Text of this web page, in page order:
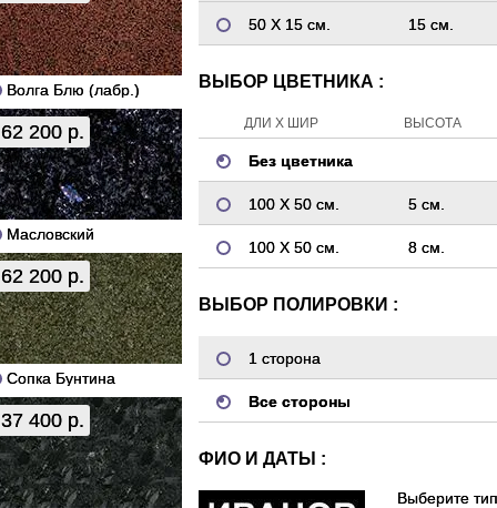
Волга Блю (лабр.)
62 200 р.
Масловский
62 200 р.
Сопка Бунтина
37 400 р.
50 Х 15 см. 15 см.
ВЫБОР ЦВЕТНИКА :
ДЛИ Х ШИР ВЫСОТА
Без цветника
100 Х 50 см. 5 см.
100 Х 50 см. 8 см.
ВЫБОР ПОЛИРОВКИ :
1 сторона
Все стороны
ФИО И ДАТЫ :
Выберите тип